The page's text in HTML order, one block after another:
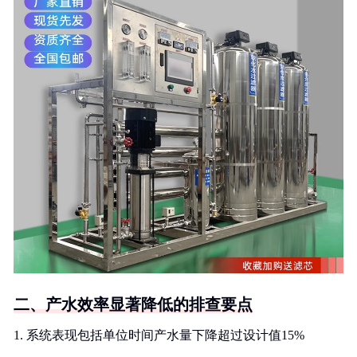
二、产水效率显著降低的排查要点
1. 系统表现包括单位时间产水量下降超过设计值15%